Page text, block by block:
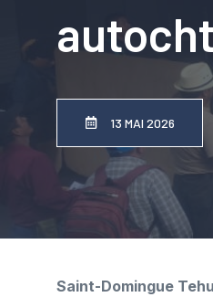
13 MAI 2026
Saint-Domingue